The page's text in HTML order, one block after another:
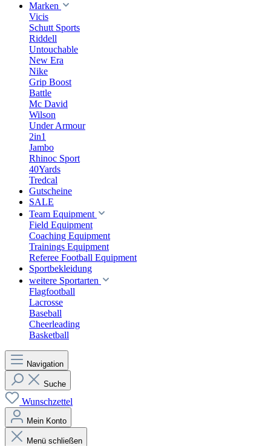
Marken
Vicis
Schutt Sports
Riddell
Untouchable
New Era
Nike
Grip Boost
Battle
Mc David
Wilson
Under Armour
2in1
Jambo
Rhinoc Sport
40Yards
Tredcal
Gutscheine
SALE
Team Equipment
Field Equipment
Coaching Equipment
Trainings Equipment
Referee Football Equipment
Sportbekleidung
weitere Sportarten
Flagfootball
Lacrosse
Baseball
Cheerleading
Basketball
Navigation
Suche
Wunschzettel
Mein Konto
Menü schließen